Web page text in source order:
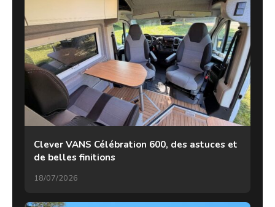
Clever VANS Célébration 600, des astuces et
de belles finitions
18/07/2026